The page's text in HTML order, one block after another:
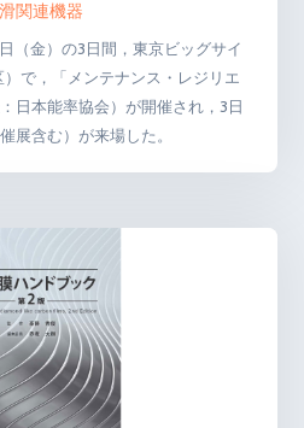
関連機器
（金）の3日間，東京ビッグサイ
）で，「メンテナンス・レジリエ
日本能率協会）が開催され，3日
展含む）が来場した。